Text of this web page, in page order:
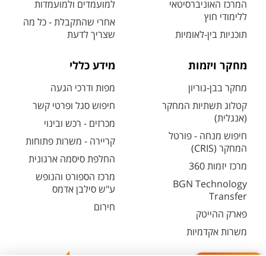
המרכז האוניברסיטאי
ללימודי חוץ
תוכניות בין-לאומיות
למועמדים ולמועמדות
אחרי שהתקבלת - כל מה
שצריך לדעת
מחקר ויזמות
מחקר בבן-גוריון
קטלוג תשתיות המחקר
(אנגלית)
חיפוש מנחה - פורטל
המחקר (CRIS)
מרכז יזמות 360
BGN Technology
Transfer
פארק ההייטק
משרות אקדמיות
מידע כללי
מפות ודרכי הגעה
חיפוש סגל ופרטי קשר
מכרזים - רכש ובינוי
קריירה - משרות פתוחות
החלפת סיסמה ארגונית
מרכז הספורט והנופש
ע"ש סילבן אדמס
חירום